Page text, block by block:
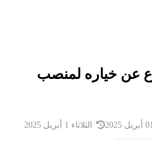
عن خياره لمنصب
الثلاثاء 1 أبريل 2025